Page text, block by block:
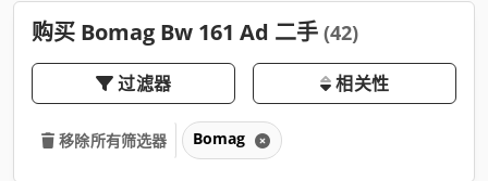
购买 Bomag Bw 161 Ad 二手 (42)
过滤器 相关性
移除所有筛选器 Bomag